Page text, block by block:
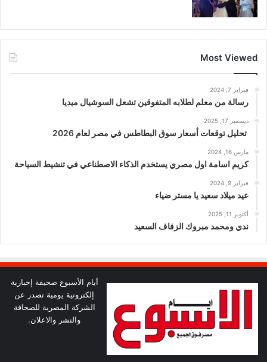
Most Viewed
فبراير 7, 2024
رسالة من معلم لطلابه المتفوقين تشعل السوشيال ميديا
ديسمبر 17, 2025
تحليل توقعات أسعار سوق البطاطس في مصر لعام 2026
مارس 16, 2024
كريم اسامة اول مصري يستخدم الذكاء الاصطناعي في تنشيط السياحة
فبراير 9, 2024
عيد ميلاد سعيد يا مستر ضياء
أكتوبر 11, 2025
ندي ومحمد مبروك الزفاف السعيد
أيام الأسبوع صحيفة إخبارية
إلكترونية يومية تصدر عن
الشركة المصرية للصحافة
والنشر والاعلان.